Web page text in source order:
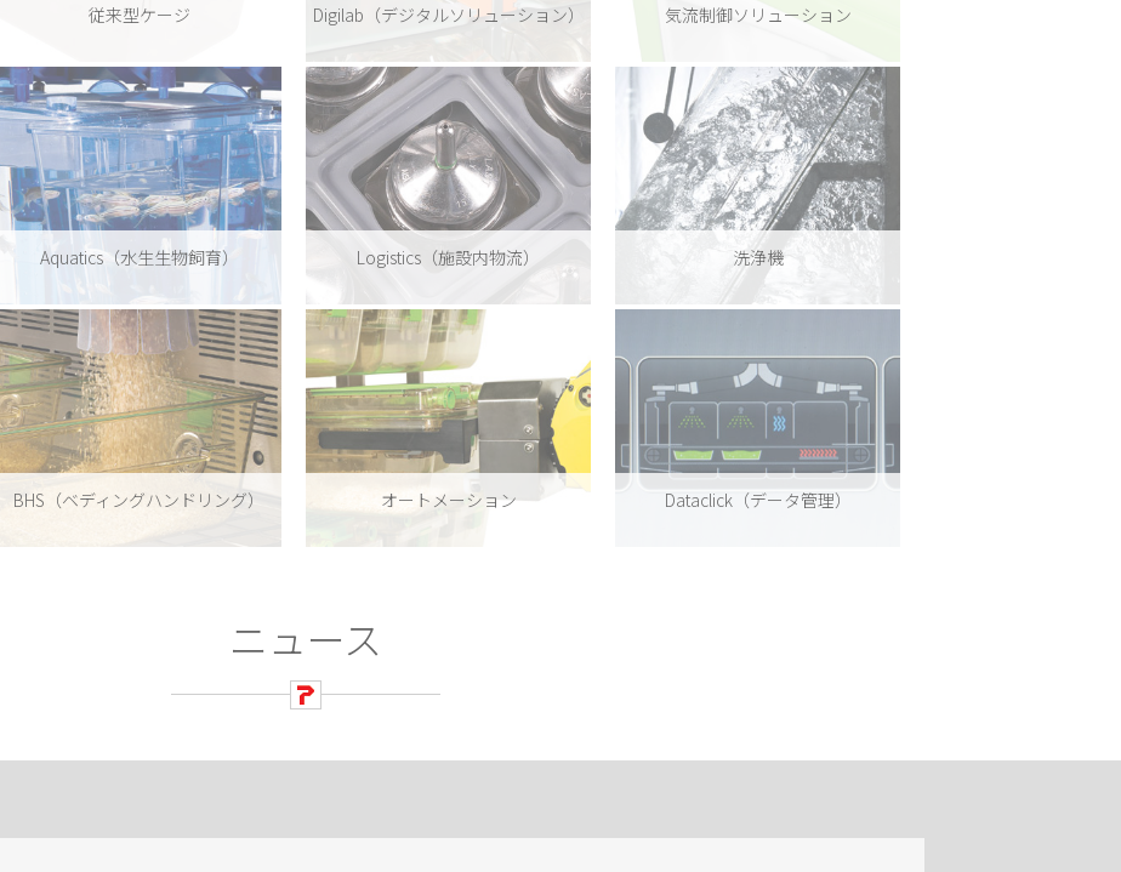
従来型ケージ Digilab（デジタルソリューション） 気流制御ソリューション
Aquatics（水生生物飼育） Logistics（施設内物流） 洗浄機
BHS（ベディングハンドリング） オートメーション Dataclick（データ管理）
ニュース